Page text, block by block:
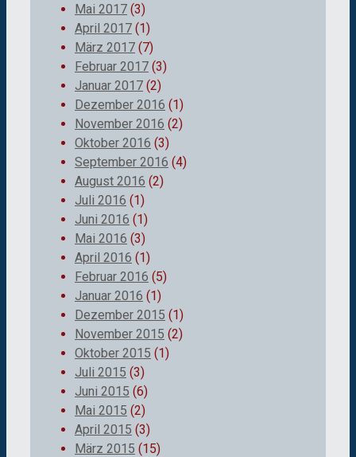
Mai 2017 (3)
April 2017 (1)
März 2017 (7)
Februar 2017 (3)
Januar 2017 (2)
Dezember 2016 (1)
November 2016 (2)
Oktober 2016 (3)
September 2016 (4)
August 2016 (2)
Juli 2016 (1)
Juni 2016 (1)
Mai 2016 (3)
April 2016 (1)
Februar 2016 (5)
Januar 2016 (1)
Dezember 2015 (1)
November 2015 (2)
Oktober 2015 (1)
Juli 2015 (3)
Juni 2015 (6)
Mai 2015 (2)
April 2015 (3)
März 2015 (15)